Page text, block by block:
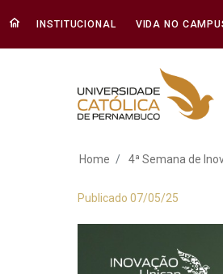
INSTITUCIONAL VIDA NO
4ª
Home 4ª Semana de
Publicado 07/05/25